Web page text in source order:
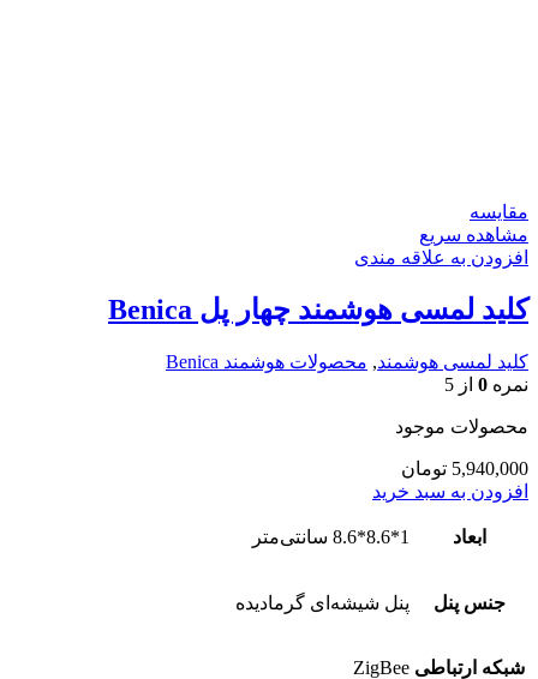
مقایسه
مشاهده سریع
افزودن به علاقه مندی
کلید لمسی هوشمند چهار پل Benica
کلید لمسی هوشمند, محصولات هوشمند Benica
نمره 0 از 5
محصولات موجود
5,940,000 تومان
افزودن به سبد خرید
ابعاد 1*8.6*8.6 سانتی‌متر
جنس پنل پنل شیشه‌ای گرمادیده
شبکه ارتباطی ZigBee